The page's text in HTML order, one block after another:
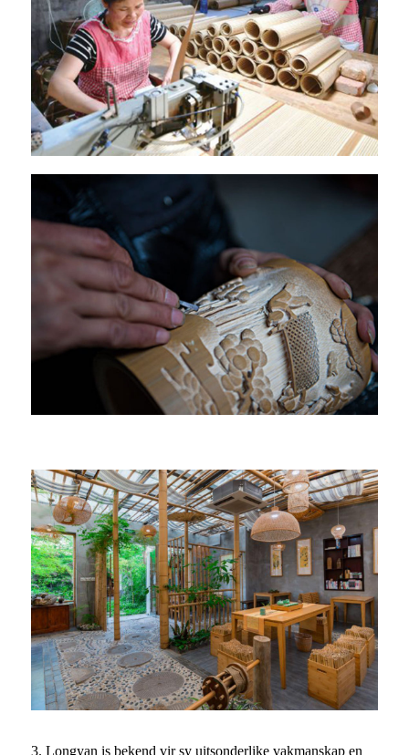
3. Longyan is bekend vir sy uitsonderlike vakmanskap en